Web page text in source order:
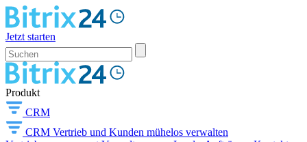
Jetzt starten
Produkt
CRM
CRM Vertrieb und Kunden mühelos verwalten